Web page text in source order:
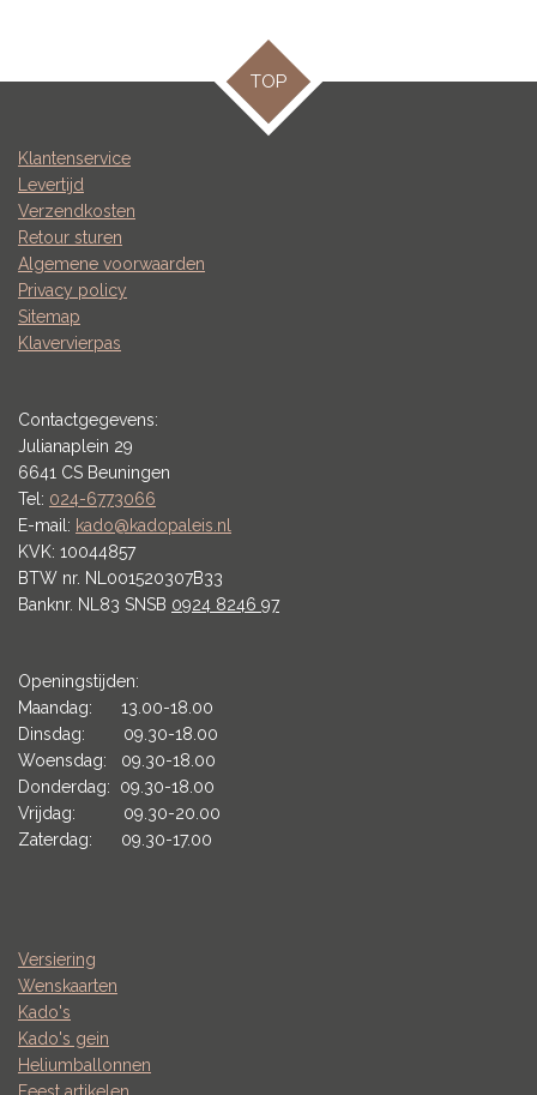
TOP
Klantenservice
Levertijd
Verzendkosten
Retour sturen
Algemene voorwaarden
Privacy policy
Sitemap
Klavervierpas
Contactgegevens:
Julianaplein 29
6641 CS Beuningen
Tel: 024-6773066
E-mail: kado@kadopaleis.nl
KVK: 10044857
BTW nr. NL001520307B33
Banknr. NL83 SNSB 0924 8246 97
Openingstijden:
Maandag: 13.00-18.00
Dinsdag: 09.30-18.00
Woensdag: 09.30-18.00
Donderdag: 09.30-18.00
Vrijdag: 09.30-20.00
Zaterdag: 09.30-17.00
Versiering
Wenskaarten
Kado's
Kado's gein
Heliumballonnen
Feest artikelen